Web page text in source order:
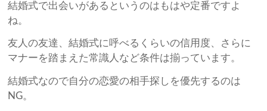
結婚式で出会いがあるというのはもはや定番ですよ
ね。
友人の友達、結婚式に呼べるくらいの信用度、さらに
マナーを踏まえた常識人など条件は揃っています。
結婚式なので自分の恋愛の相手探しを優先するのは
NG。